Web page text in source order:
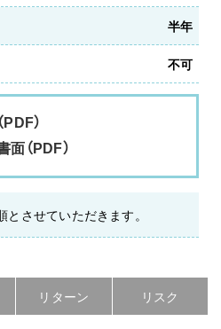
半年
不可
）
（PDF）
とさせていただきます。
リターン リスク